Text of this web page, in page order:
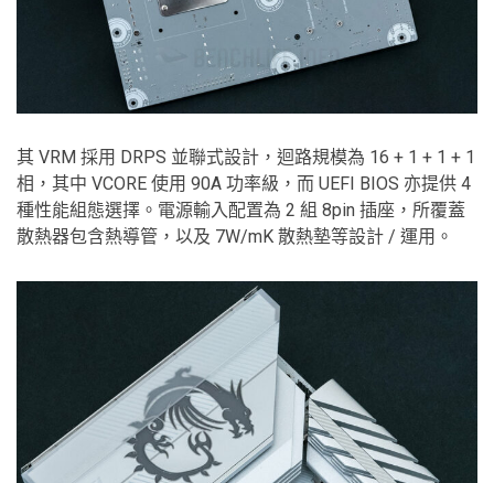
其 VRM 採用 DRPS 並聯式設計，迴路規模為 16 + 1 + 1 + 1
相，其中 VCORE 使用 90A 功率級，而 UEFI BIOS 亦提供 4
種性能組態選擇。電源輸入配置為 2 組 8pin 插座，所覆蓋
散熱器包含熱導管，以及 7W/mK 散熱墊等設計 / 運用。